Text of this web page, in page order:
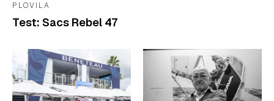
PLOVILA
Test: Sacs Rebel 47